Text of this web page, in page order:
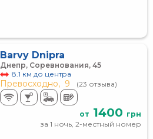
Barvy Dnipra
Днепр, Соревнования, 45
8.1 км до центра
Превосходно, 9 (23 отзыва)
от 1400 грн
за 1 ночь, 2-местный номер